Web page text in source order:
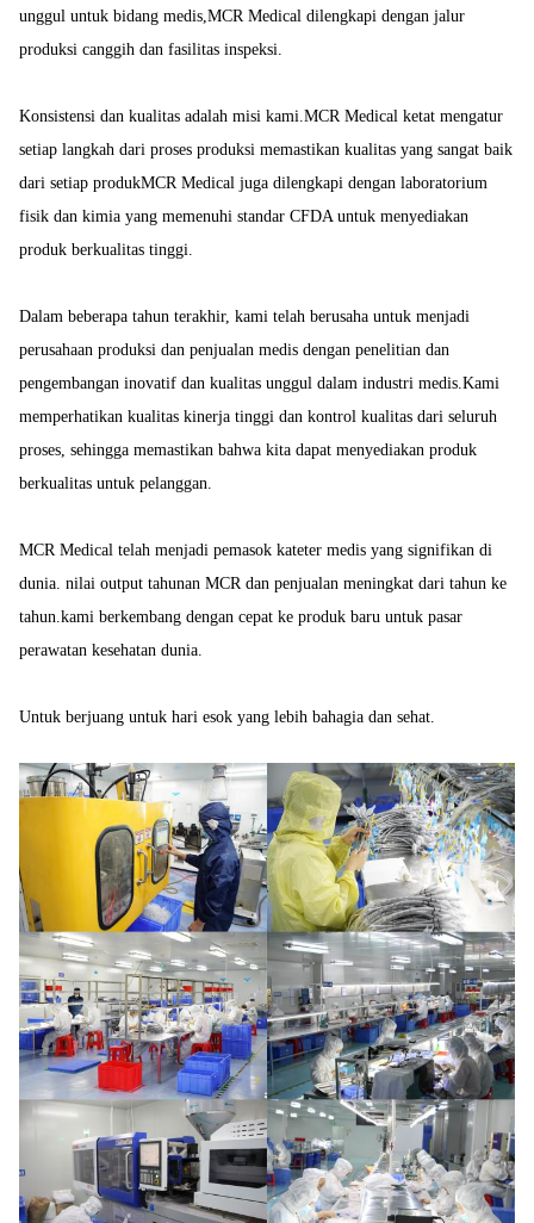
unggul untuk bidang medis,MCR Medical dilengkapi dengan jalur
produksi canggih dan fasilitas inspeksi.
Konsistensi dan kualitas adalah misi kami.MCR Medical ketat mengatur
setiap langkah dari proses produksi memastikan kualitas yang sangat baik
dari setiap produkMCR Medical juga dilengkapi dengan laboratorium
fisik dan kimia yang memenuhi standar CFDA untuk menyediakan
produk berkualitas tinggi.
Dalam beberapa tahun terakhir, kami telah berusaha untuk menjadi
perusahaan produksi dan penjualan medis dengan penelitian dan
pengembangan inovatif dan kualitas unggul dalam industri medis.Kami
memperhatikan kualitas kinerja tinggi dan kontrol kualitas dari seluruh
proses, sehingga memastikan bahwa kita dapat menyediakan produk
berkualitas untuk pelanggan.
MCR Medical telah menjadi pemasok kateter medis yang signifikan di
dunia. nilai output tahunan MCR dan penjualan meningkat dari tahun ke
tahun.kami berkembang dengan cepat ke produk baru untuk pasar
perawatan kesehatan dunia.
Untuk berjuang untuk hari esok yang lebih bahagia dan sehat.